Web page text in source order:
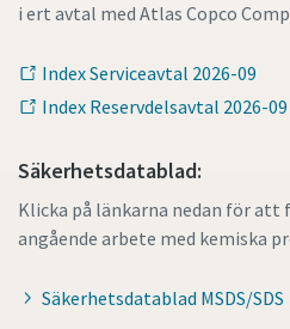
i ert avtal med Atlas Copco
Index Serviceavtal 2026-09
Index Reservdelsavtal 2026-09
Säkerhetsdatablad:
Klicka på länkarna nedan för
angående arbete med kemiska
Säkerhetsdatablad MSDS/SDS